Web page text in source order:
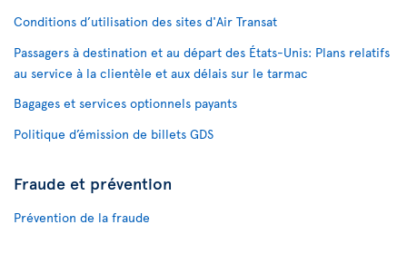
Conditions d’utilisation des sites d'Air Transat
Passagers à destination et au départ des États-Unis: Plans relatifs
au service à la clientèle et aux délais sur le tarmac
Bagages et services optionnels payants
Politique d’émission de billets GDS
Fraude et prévention
Prévention de la fraude